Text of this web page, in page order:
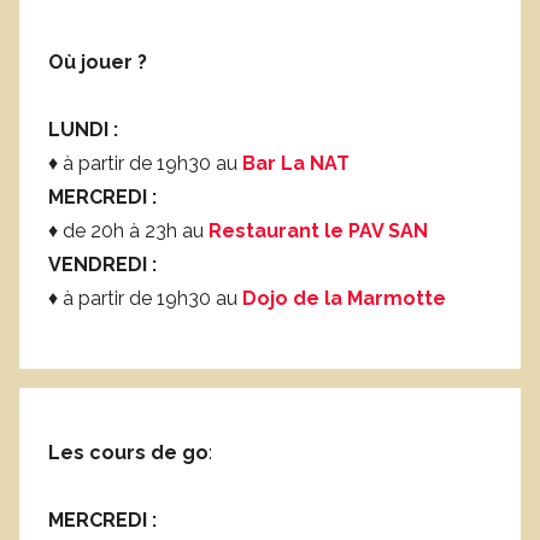
Où jouer ?
LUNDI :
♦ à partir de 19h30 au Bar La NAT
MERCREDI :
♦ de 20h à 23h au Restaurant le PAV SAN
VENDREDI :
♦ à partir de 19h30 au Dojo de la Marmotte
Les cours de go:
MERCREDI :